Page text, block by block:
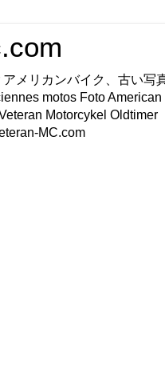
メリカンバイク、古い写
motos Foto American
Motorcykel Oldtimer
MC.com